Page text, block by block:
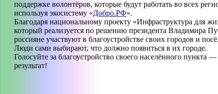
поддержке волонтёров, которые будут работать во всех
используя экосистему «Добро.РФ».
Благодаря национальному проекту «Инфраструктура для
который реализуется по решению президента Владимира
россияне участвуют в благоустройстве своих городов и
Люди сами выбирают, что должно появиться в их городе.
Голосуйте за благоустройство своего населённого пункта —
результат!